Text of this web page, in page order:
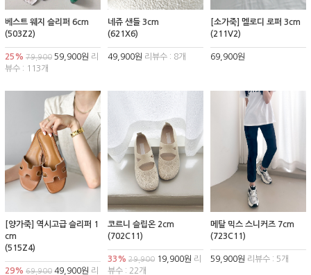
베스트 웨지 슬리퍼 6cm
(503Z2)
25% 79,900 59,900원 리
뷰수 : 113개
네쥬 샌들 3cm
(621X6)
49,900원 리뷰수 : 8개
[소가죽] 멜로디 로퍼 3cm
(211V2)
69,900원
[양가죽] 역시고급 슬리퍼 1
cm
(515Z4)
29% 69,900 49,900원 리
코르니 슬립온 2cm
(702C11)
33% 29,90019,900원 리
뷰수 : 22개
메탈 믹스 스니커즈 7cm
(723C11)
59,900원 리뷰수 : 5개